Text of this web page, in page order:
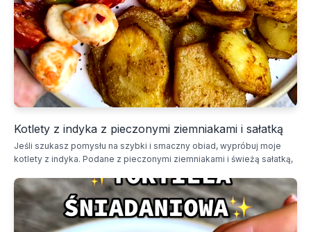
Kotlety z indyka z pieczonymi ziemniakami i sałatką
Jeśli szukasz pomysłu na szybki i smaczny obiad, wypróbuj moje
kotlety z indyka. Podane z pieczonymi ziemniakami i świeżą sałatką,